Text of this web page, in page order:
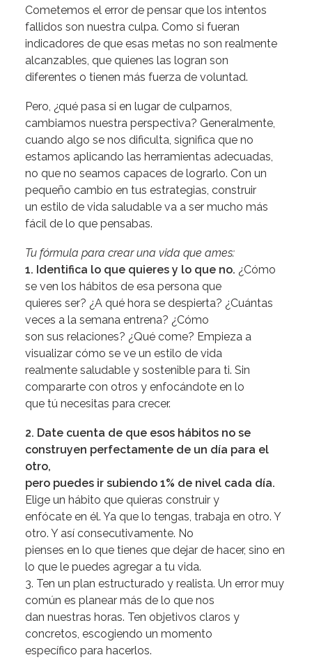
Cometemos el error de pensar que los intentos
fallidos son nuestra culpa. Como si fueran
indicadores de que esas metas no son realmente
alcanzables, que quienes las logran son
diferentes o tienen más fuerza de voluntad.
Pero, ¿qué pasa si en lugar de culparnos,
cambiamos nuestra perspectiva? Generalmente,
cuando algo se nos dificulta, significa que no
estamos aplicando las herramientas adecuadas,
no que no seamos capaces de lograrlo. Con un
pequeño cambio en tus estrategias, construir
un estilo de vida saludable va a ser mucho más
fácil de lo que pensabas.
Tu fórmula para crear una vida que ames:
1. Identifica lo que quieres y lo que no. ¿Cómo
se ven los hábitos de esa persona que
quieres ser? ¿A qué hora se despierta? ¿Cuántas
veces a la semana entrena? ¿Cómo
son sus relaciones? ¿Qué come? Empieza a
visualizar cómo se ve un estilo de vida
realmente saludable y sostenible para ti. Sin
compararte con otros y enfocándote en lo
que tú necesitas para crecer.
2. Date cuenta de que esos hábitos no se
construyen perfectamente de un día para el
otro,
pero puedes ir subiendo 1% de nivel cada día.
Elige un hábito que quieras construir y
enfócate en él. Ya que lo tengas, trabaja en otro. Y
otro. Y así consecutivamente. No
pienses en lo que tienes que dejar de hacer, sino en
lo que le puedes agregar a tu vida.
3. Ten un plan estructurado y realista. Un error muy
común es planear más de lo que nos
dan nuestras horas. Ten objetivos claros y
concretos, escogiendo un momento
específico para hacerlos.